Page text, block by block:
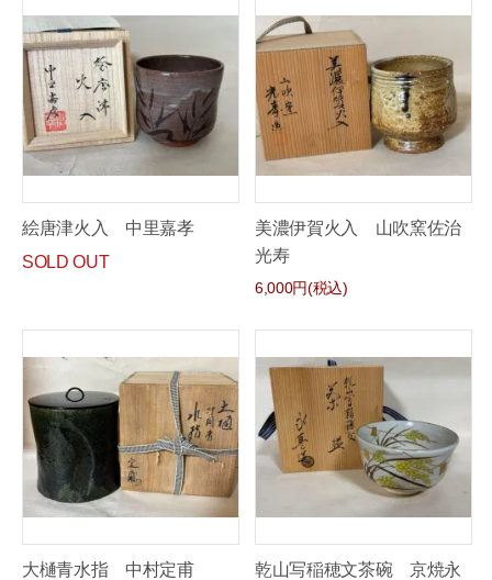
絵唐津火入 中里嘉孝
SOLD OUT
美濃伊賀火入 山吹窯佐治
光寿
6,000円(税込)
大樋青水指 中村定甫
乾山写稲穂文茶碗 京焼永